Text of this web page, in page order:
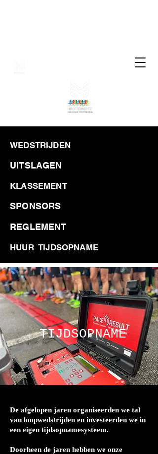
WEDSTRIJDEN
UITSLAGEN
KLASSEMENT
SPONSORS
REGLEMENT
HUUR TIJDSOPNAME
TIJDSOPNAME
De afgelopen jaren organiseerden we tal
van loopwedstrijden en investeerden we in
een eigen tijdsopnamesysteem.
Doorheen de jaren hebben we onze